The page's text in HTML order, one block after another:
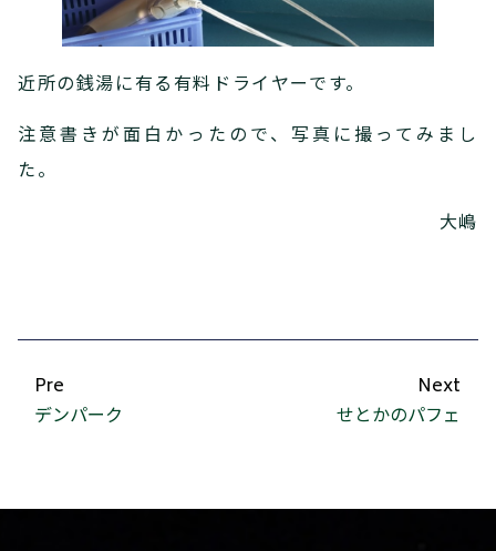
近所の銭湯に有る有料ドライヤーです。
注意書きが面白かったので、写真に撮ってみまし
た。
大嶋
Pre
デンパーク
Next
せとかのパフェ